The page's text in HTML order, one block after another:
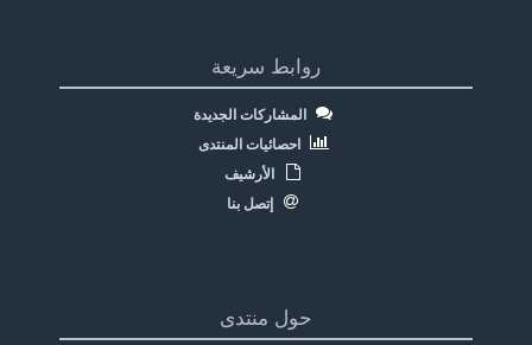
روابط سريعة
المشاركات الجديدة
احصائيات المنتدى
الأرشيف
إتصل بنا
حول منتدى